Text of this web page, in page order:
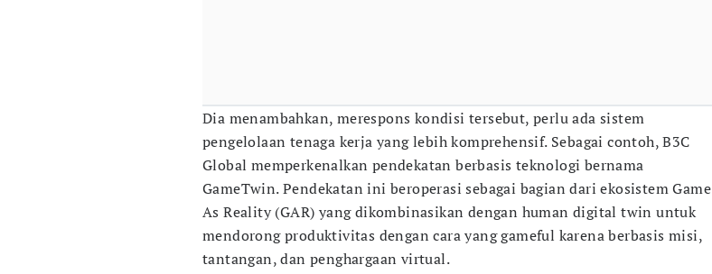
Dia menambahkan, merespons kondisi tersebut, perlu ada sistem
pengelolaan tenaga kerja yang lebih komprehensif. Sebagai contoh, B3C
Global memperkenalkan pendekatan berbasis teknologi bernama
GameTwin. Pendekatan ini beroperasi sebagai bagian dari ekosistem Game
As Reality (GAR) yang dikombinasikan dengan human digital twin untuk
mendorong produktivitas dengan cara yang gameful karena berbasis misi,
tantangan, dan penghargaan virtual.